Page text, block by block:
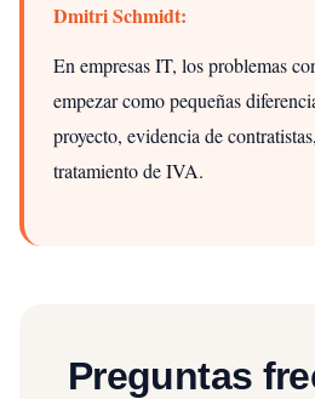
Dmitri Schmidt:
En empresas IT, los problemas
empezar como pequeñas
proyecto, evidencia de
tratamiento de IVA.
Preguntas